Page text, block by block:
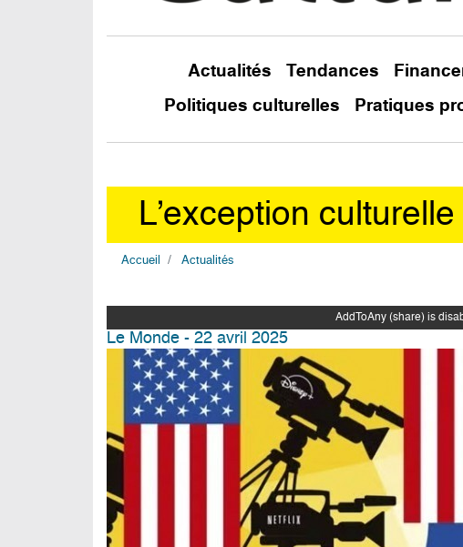
Actualités Tendances
Politiques culturelles
Pratiques
L’exception
Accueil Actualités
AddToAny (share) is
Le Monde - 22 avril 2025